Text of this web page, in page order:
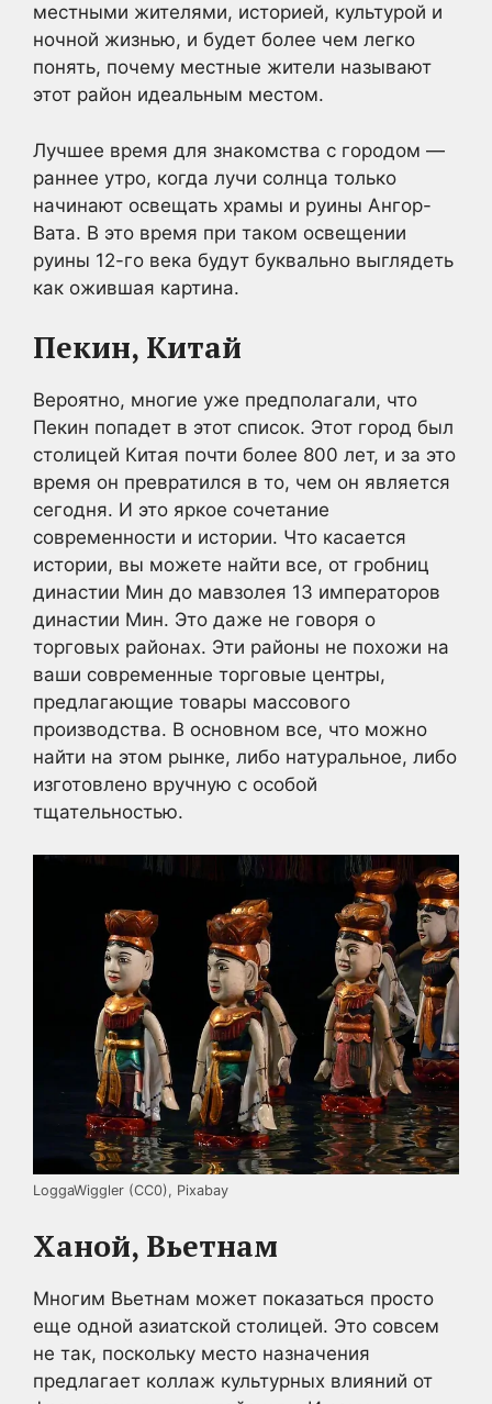
местными жителями, историей, культурой и
ночной жизнью, и будет более чем легко
понять, почему местные жители называют
этот район идеальным местом.
Лучшее время для знакомства с городом —
раннее утро, когда лучи солнца только
начинают освещать храмы и руины Ангор-
Вата. В это время при таком освещении
руины 12-го века будут буквально выглядеть
как ожившая картина.
Пекин, Китай
Вероятно, многие уже предполагали, что
Пекин попадет в этот список. Этот город был
столицей Китая почти более 800 лет, и за это
время он превратился в то, чем он является
сегодня. И это яркое сочетание
современности и истории. Что касается
истории, вы можете найти все, от гробниц
династии Мин до мавзолея 13 императоров
династии Мин. Это даже не говоря о
торговых районах. Эти районы не похожи на
ваши современные торговые центры,
предлагающие товары массового
производства. В основном все, что можно
найти на этом рынке, либо натуральное, либо
изготовлено вручную с особой
тщательностью.
LoggaWiggler (CC0), Pixabay
Ханой, Вьетнам
Многим Вьетнам может показаться просто
еще одной азиатской столицей. Это совсем
не так, поскольку место назначения
предлагает коллаж культурных влияний от